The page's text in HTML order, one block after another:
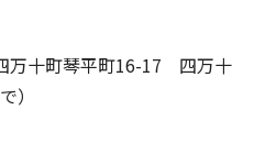
十町琴平町16-17 四万十
）